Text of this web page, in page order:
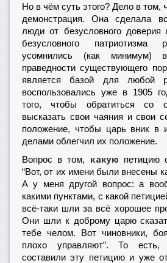
Но в чём суть этого? Дело в том,
демонстрация. Она сделала
люди от безусловного доверия
безусловного патриотизма
усомнились (как минимум)
праведности существующего
является базой для любой
воспользовались уже в 1905
того, чтобы обратиться со
высказать свои чаяния и свои
положение, чтобы царь вник в
делами облегчил их положение.
Вопрос в том, какую петицию
“Вот, от их имени были внесены
А у меня другой вопрос: а
какими пунктами, с какой
всё-таки шли за всё хорошее
Они шли к доброму царю
тебе челом. Вот чиновники,
плохо управляют”. То есть,
составили эту петицию и уже